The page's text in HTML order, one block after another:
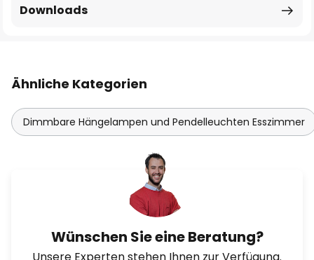
Downloads
Ähnliche Kategorien
Dimmbare Hängelampen und Pendelleuchten Esszimmer
Wünschen Sie eine Beratung?